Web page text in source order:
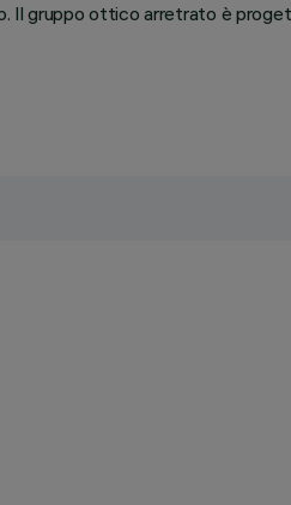
Il gruppo ottico arretrato è